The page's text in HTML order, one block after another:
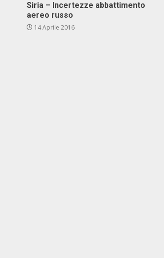
Siria – Incertezze abbattimento
aereo russo
14 Aprile 2016